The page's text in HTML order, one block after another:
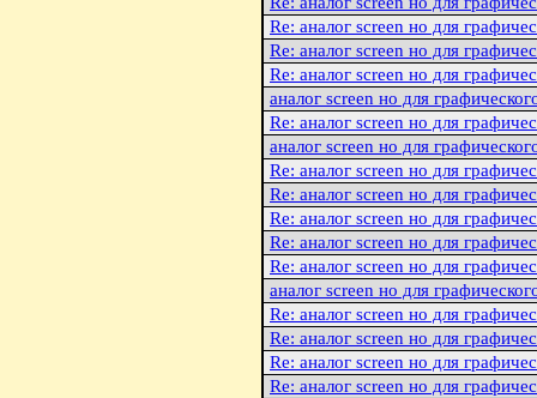
Re: аналог screen но для
Re: аналог screen но для
Re: аналог screen но для
аналог screen но для
Re: аналог screen но для
аналог screen но для
Re: аналог screen но для
Re: аналог screen но для
Re: аналог screen но для
Re: аналог screen но для
Re: аналог screen но для
аналог screen но для
Re: аналог screen но для
Re: аналог screen но для
Re: аналог screen но для
Re: аналог screen но для